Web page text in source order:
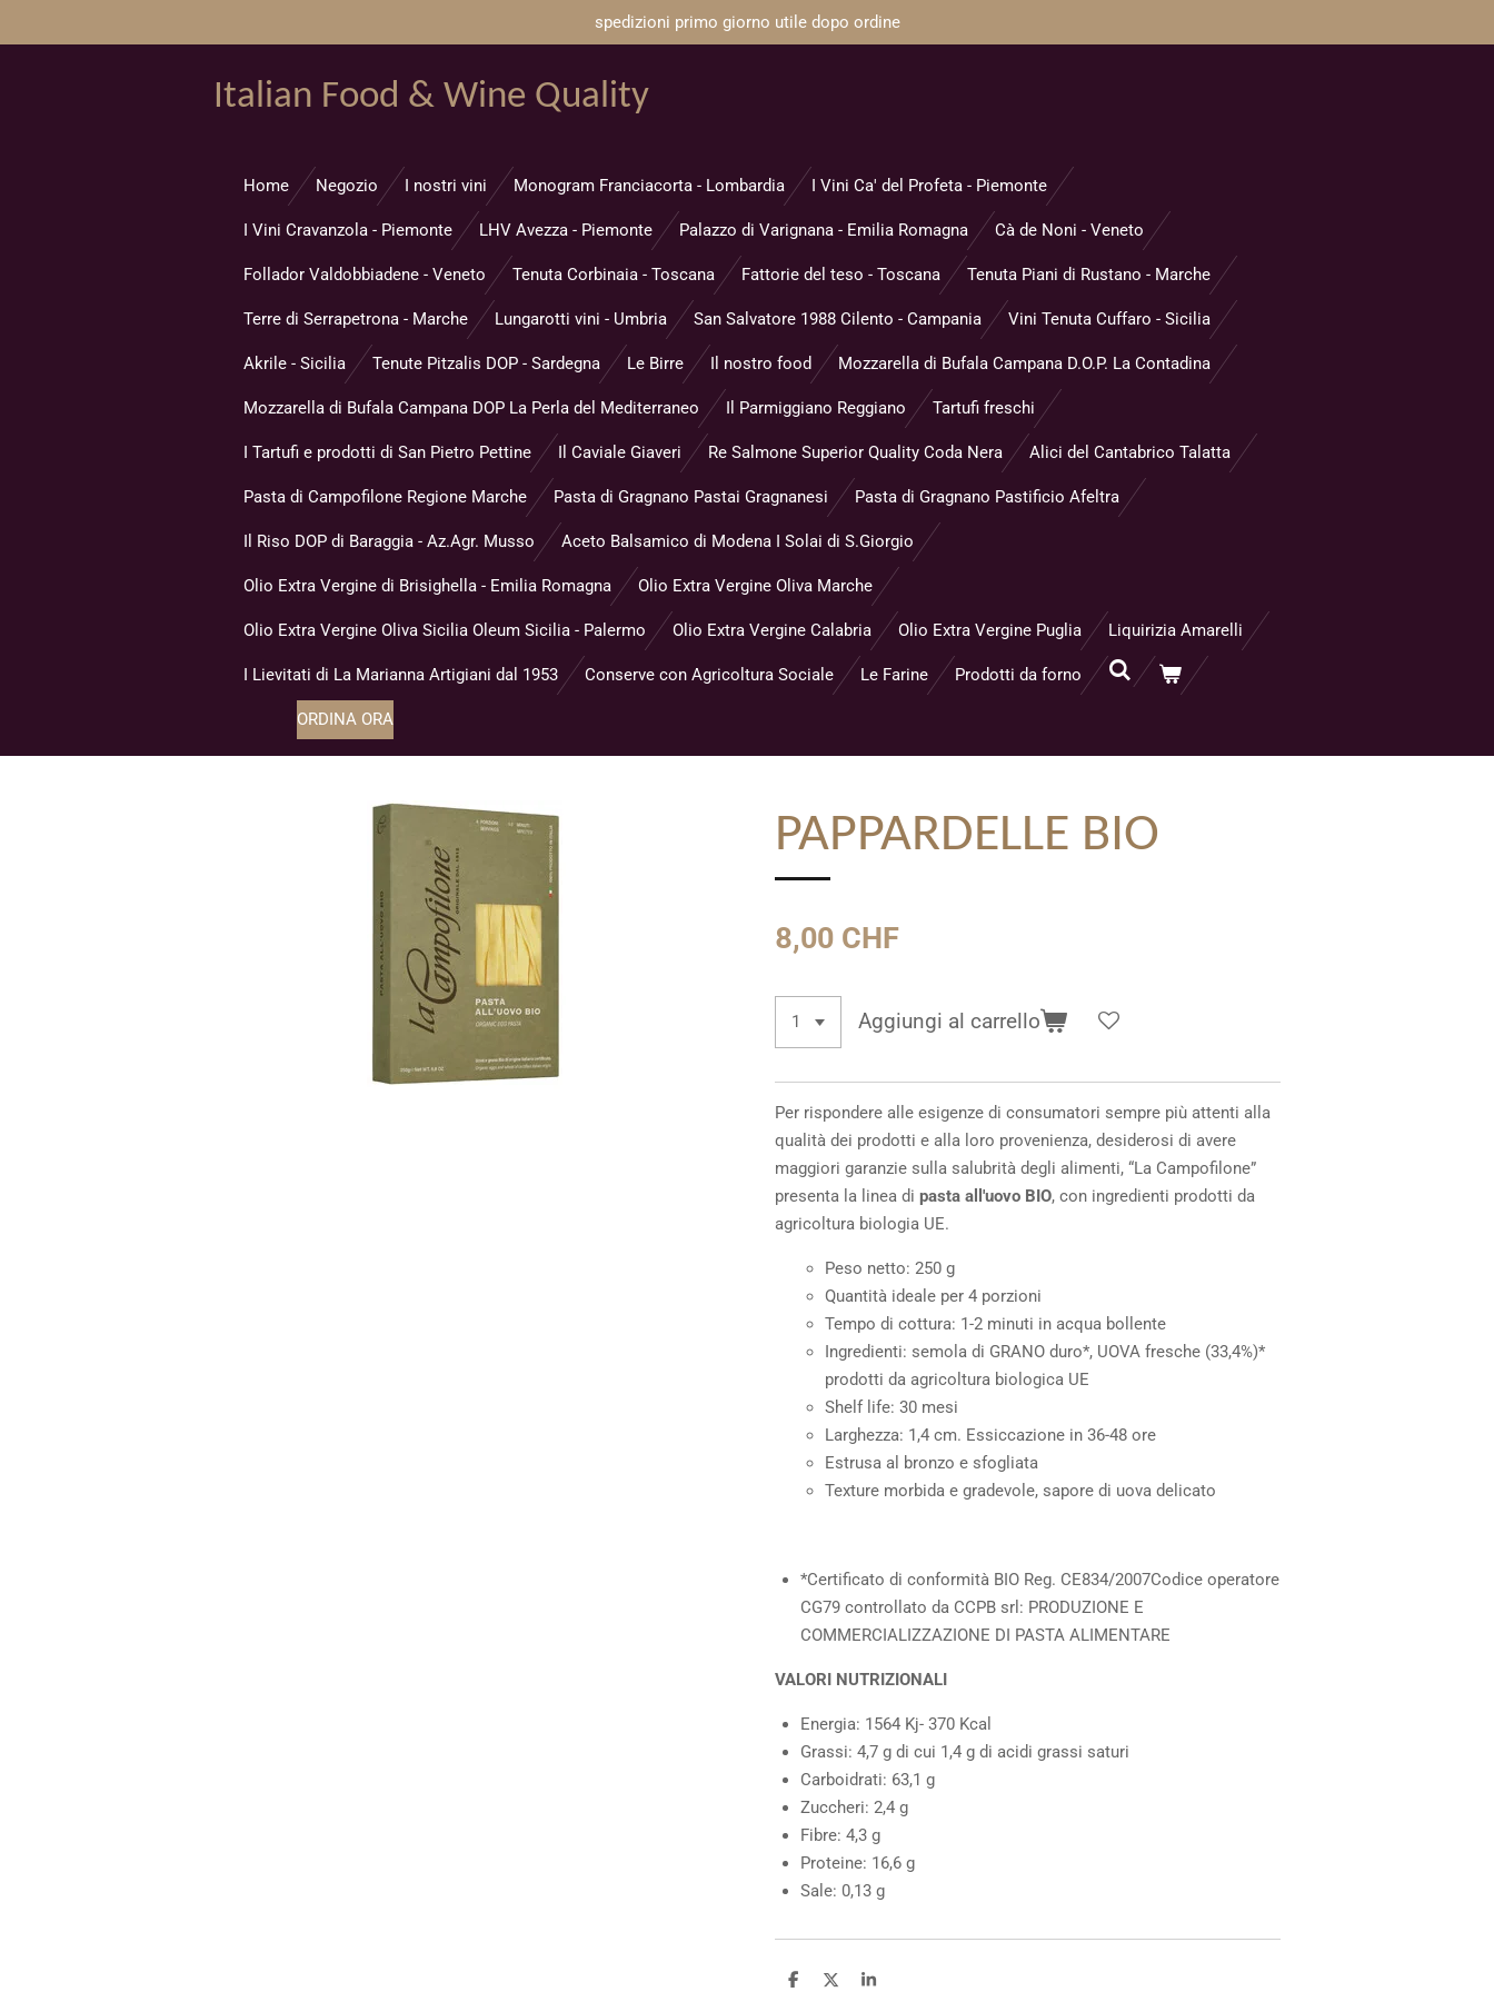
spedizioni primo giorno utile dopo ordine
Italian Food & Wine Quality
Home Negozio I nostri vini Monogram Franciacorta - Lombardia I Vini Ca' del Profeta - Piemonte
I Vini Cravanzola - Piemonte LHV Avezza - Piemonte Palazzo di Varignana - Emilia Romagna Cà de Noni - Veneto
Follador Valdobbiadene - Veneto Tenuta Corbinaia - Toscana Fattorie del teso - Toscana Tenuta Piani di Rustano - Marche
Terre di Serrapetrona - Marche Lungarotti vini - Umbria San Salvatore 1988 Cilento - Campania Vini Tenuta Cuffaro - Sicilia
Akrile - Sicilia Tenute Pitzalis DOP - Sardegna Le Birre Il nostro food Mozzarella di Bufala Campana D.O.P. La Contadina
Mozzarella di Bufala Campana DOP La Perla del Mediterraneo Il Parmiggiano Reggiano Tartufi freschi
I Tartufi e prodotti di San Pietro Pettine Il Caviale Giaveri Re Salmone Superior Quality Coda Nera Alici del Cantabrico Talatta
Pasta di Campofilone Regione Marche Pasta di Gragnano Pastai Gragnanesi Pasta di Gragnano Pastificio Afeltra
Il Riso DOP di Baraggia - Az.Agr. Musso Aceto Balsamico di Modena I Solai di S.Giorgio
Olio Extra Vergine di Brisighella - Emilia Romagna Olio Extra Vergine Oliva Marche
Olio Extra Vergine Oliva Sicilia Oleum Sicilia - Palermo Olio Extra Vergine Calabria Olio Extra Vergine Puglia Liquirizia Amarelli
I Lievitati di La Marianna Artigiani dal 1953 Conserve con Agricoltura Sociale Le Farine Prodotti da forno
ORDINA ORA
PAPPARDELLE BIO
8,00 CHF
Aggiungi al carrello
Per rispondere alle esigenze di consumatori sempre più attenti alla
qualità dei prodotti e alla loro provenienza, desiderosi di avere
maggiori garanzie sulla salubrità degli alimenti, “La Campofilone”
presenta la linea di pasta all'uovo BIO, con ingredienti prodotti da
agricoltura biologia UE.
Peso netto: 250 g
Quantità ideale per 4 porzioni
Tempo di cottura: 1-2 minuti in acqua bollente
Ingredienti: semola di GRANO duro*, UOVA fresche (33,4%)*
prodotti da agricoltura biologica UE
Shelf life: 30 mesi
Larghezza: 1,4 cm. Essiccazione in 36-48 ore
Estrusa al bronzo e sfogliata
Texture morbida e gradevole, sapore di uova delicato
*Certificato di conformità BIO Reg. CE834/2007Codice operatore
CG79 controllato da CCPB srl: PRODUZIONE E
COMMERCIALIZZAZIONE DI PASTA ALIMENTARE
VALORI NUTRIZIONALI
Energia: 1564 Kj- 370 Kcal
Grassi: 4,7 g di cui 1,4 g di acidi grassi saturi
Carboidrati: 63,1 g
Zuccheri: 2,4 g
Fibre: 4,3 g
Proteine: 16,6 g
Sale: 0,13 g
C C C